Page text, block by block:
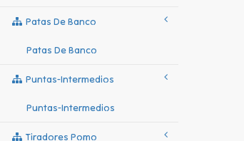
Patas De Banco
Patas De Banco
Puntas-Intermedios
Puntas-Intermedios
Tiradores Pomo